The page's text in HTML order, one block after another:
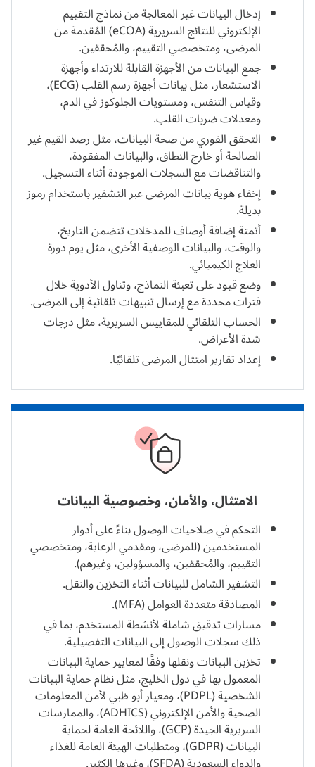
إدخال البيانات غير المعالجة من نماذج التقييم
الإلكتروني للنتائج السريرية (eCOA) المُقدمة من
المرضى، ومتخصصي التقييم، والمُحققين.
جمع البيانات من الأجهزة القابلة للارتداء وأجهزة
الاستشعار، مثل بيانات أجهزة رسم القلب (ECG)،
وقياس التنفس، ومستويات الجلوكوز في الدم،
ومعدلات ضربات القلب.
التحقق الفوري من صحة البيانات، مثل رصد القيم غير
الصالحة أو خارج النطاق، والبيانات المفقودة،
والتناقضات مع السجلات الموجودة أثناء التسجيل.
إخفاء هوية بيانات المرضى عبر التشفير باستخدام رموز
بديلة.
أتمتة إضافة أوصاف للمدخلات تتضمن التاريخ،
والوقت، والبيانات الوصفية الأخرى، مثل يوم دورة
العلاج الكيميائي.
وضع قيود على تعبئة النماذج، وتناول الأدوية خلال
فترات محددة مع إرسال تنبيهات تلقائية إلى المرضى.
الحساب التلقائي للمقاييس السريرية، مثل درجات
شدة الأعراض.
إعداد تقارير امتثال المرضى تلقائيًا.
الامتثال، والأمان، وخصوصية البيانات
التحكم في صلاحيات الوصول بناءً على أدوار
المستخدمين (للمرضى، ومقدمي الرعاية، ومتخصصي
التقييم، والمُحققين، والمسؤولين، وغيرهم).
التشفير الشامل للبيانات أثناء التخزين والنقل.
المصادقة متعددة العوامل (MFA).
مسارات تدقيق شاملة لأنشطة المستخدم، بما في
ذلك سجلات الوصول إلى البيانات التفصيلية.
تخزين البيانات ونقلها وفقًا لمعايير حماية البيانات
المعمول بها في دول الخليج، مثل نظام حماية البيانات
الشخصية (PDPL)، ومعيار أبو ظبي لأمن المعلومات
الصحية والأمن الإلكتروني (ADHICS)، والممارسات
السريرية الجيدة (GCP)، واللائحة العامة لحماية
البيانات (GDPR)، ومتطلبات الهيئة العامة للغذاء